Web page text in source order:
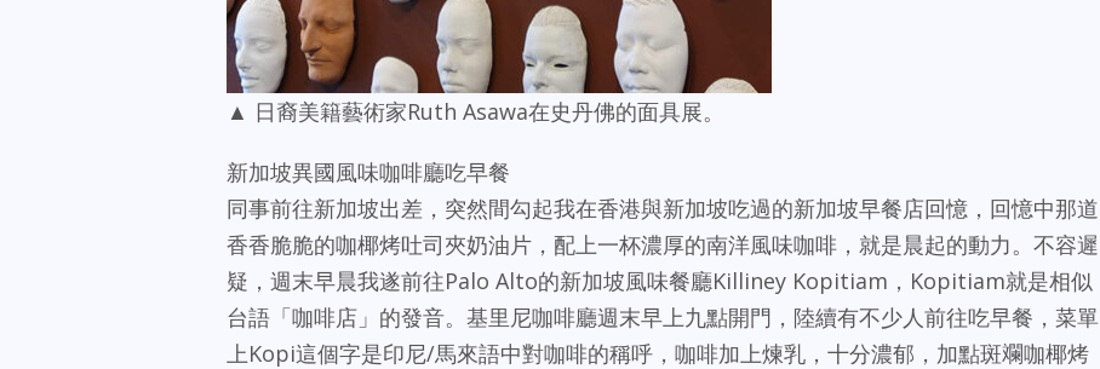
▲ 日裔美籍藝術家Ruth Asawa在史丹佛的面具展。
新加坡異國風味咖啡廳吃早餐
同事前往新加坡出差，突然間勾起我在香港與新加坡吃過的新加坡早餐店回憶，回憶中那道
香香脆脆的咖椰烤吐司夾奶油片，配上一杯濃厚的南洋風味咖啡，就是晨起的動力。不容遲
疑，週末早晨我遂前往Palo Alto的新加坡風味餐廳Killiney Kopitiam，Kopitiam就是相似
台語「咖啡店」的發音。基里尼咖啡廳週末早上九點開門，陸續有不少人前往吃早餐，菜單
上Kopi這個字是印尼/馬來語中對咖啡的稱呼，咖啡加上煉乳，十分濃郁，加點斑斕咖椰烤